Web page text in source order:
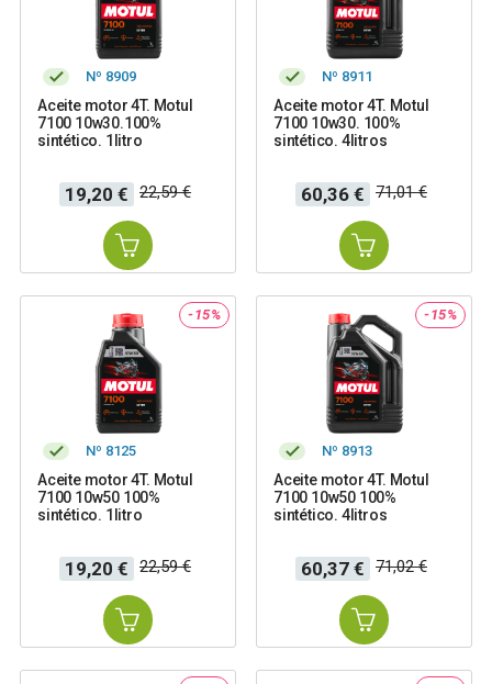
Nº 8909
Aceite motor 4T. Motul
7100 10w30.100%
sintético. 1litro
Precio
19,20 €
Precio
base
22,59 €
Nº 8911
Aceite motor 4T. Motul
7100 10w30. 100%
sintético. 4litros
Precio
60,36 €
Precio
base
71,01 €
-15%
Nº 8125
Aceite motor 4T. Motul
7100 10w50 100%
sintético. 1litro
Precio
19,20 €
Precio
base
22,59 €
-15%
Nº 8913
Aceite motor 4T. Motul
7100 10w50 100%
sintético. 4litros
Precio
60,37 €
Precio
base
71,02 €